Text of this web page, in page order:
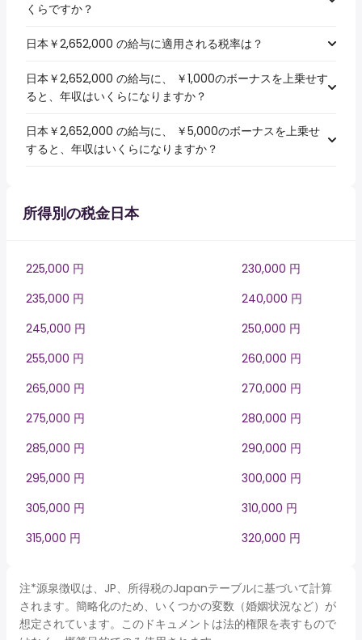
くらですか？
日本￥2,652,000 の給与に適用される税率は？
日本￥2,652,000 の給与に、 ￥1,000のボーナスを上乗せす
ると、年収はいくらになりますか？
日本￥2,652,000 の給与に、 ￥5,000のボーナスを上乗せ
すると、年収はいくらになりますか？
所得別の税金日本
225,000 円
230,000 円
235,000 円
240,000 円
245,000 円
250,000 円
255,000 円
260,000 円
265,000 円
270,000 円
275,000 円
280,000 円
285,000 円
290,000 円
295,000 円
300,000 円
305,000 円
310,000 円
315,000 円
320,000 円
注*源泉徴収は、JP、所得税のJapanテーブルに基づいて計算
されます。簡略化のため、いくつかの変数（婚姻状況など）が
想定されています。このドキュメントは法的権限を表すもので